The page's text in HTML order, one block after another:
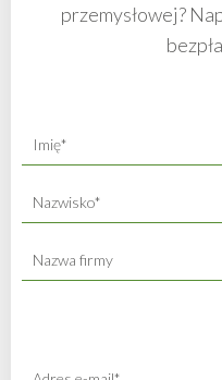
przemysłowej?